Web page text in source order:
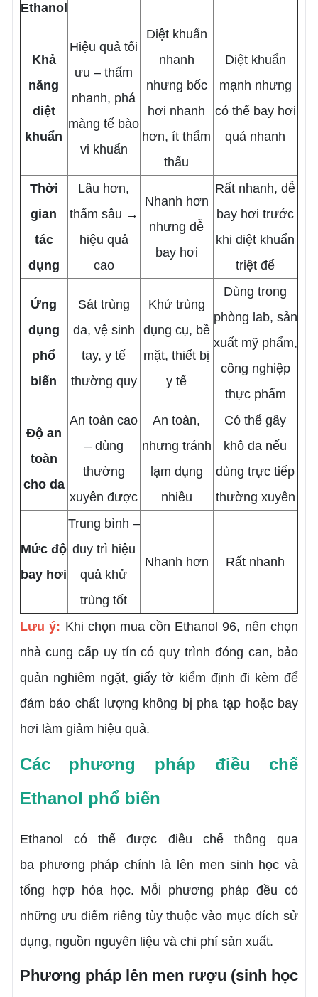
Ethanol
Khả
năng
diệt
khuẩn
Hiệu quả tối
ưu – thấm
nhanh, phá
màng tế bào
vi khuẩn
Diệt khuẩn
nhanh
nhưng bốc
hơi nhanh
hơn, ít thẩm
thấu
Diệt khuẩn
mạnh nhưng
có thể bay hơi
quá nhanh
Thời
gian
tác
dụng
Lâu hơn,
thấm sâu →
hiệu quả
cao
Nhanh hơn
nhưng dễ
bay hơi
Rất nhanh, dễ
bay hơi trước
khi diệt khuẩn
triệt để
Ứng
dụng
phổ
biến
Sát trùng
da, vệ sinh
tay, y tế
thường quy
Khử trùng
dụng cụ, bề
mặt, thiết bị
y tế
Dùng trong
phòng lab, sản
xuất mỹ phẩm,
công nghiệp
thực phẩm
Độ an
toàn
cho da
An toàn cao
– dùng
thường
xuyên được
An toàn,
nhưng tránh
lạm dụng
nhiều
Có thể gây
khô da nếu
dùng trực tiếp
thường xuyên
Mức độ
bay hơi
Trung bình –
duy trì hiệu
quả khử
trùng tốt
Nhanh hơn Rất nhanh
Lưu ý: Khi chọn mua cồn Ethanol 96, nên chọn
nhà cung cấp uy tín có quy trình đóng can, bảo
quản nghiêm ngặt, giấy tờ kiểm định đi kèm để
đảm bảo chất lượng không bị pha tạp hoặc bay
hơi làm giảm hiệu quả.
Các phương pháp điều chế
Ethanol phổ biến
Ethanol
có thể được điều chế thông qua
ba phương pháp chính là lên men sinh học và
tổng hợp hóa học. Mỗi phương pháp đều có
những ưu điểm riêng tùy thuộc vào mục đích sử
dụng, nguồn nguyên liệu và chi phí sản xuất.
Phương pháp lên men rượu (sinh học